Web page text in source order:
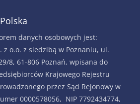
danych osobowych jest:
z o.o. z siedzibą w Poznaniu, ul.
8, 61-806 Poznań, wpisana do
Krajowego Rejestru
przez Sąd Rejonowy w
0000578056, NIP 7792434774,